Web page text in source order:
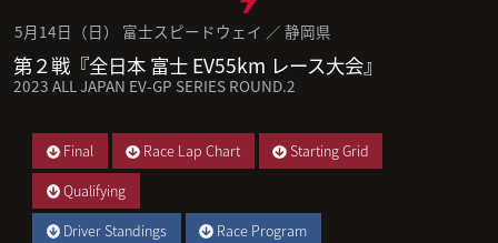
5月14日（日） 富士スピードウェイ ／ 静岡県
第２戦『全日本 富士 EV55km レース大会』
2023 ALL JAPAN EV-GP SERIES ROUND.2
Final Race Lap Chart
Starting Grid
Qualifying
Driver Standings
Race Program